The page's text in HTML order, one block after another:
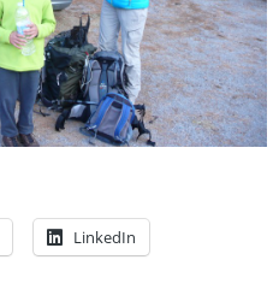
LinkedIn